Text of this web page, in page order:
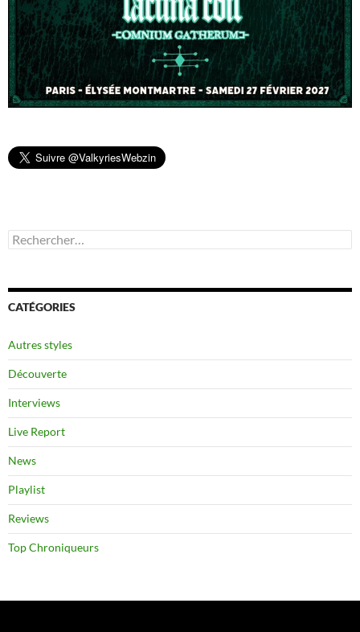
Rechercher :
CATÉGORIES
Autres styles
Découverte
Interviews
Live Report
News
Playlist
Reviews
Top Chroniqueurs